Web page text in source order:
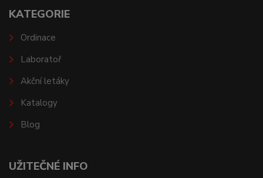
KATEGORIE
Ordinace
Laboratoř
Akční letáky
Katalogy
Blog
UŽITEČNÉ INFO